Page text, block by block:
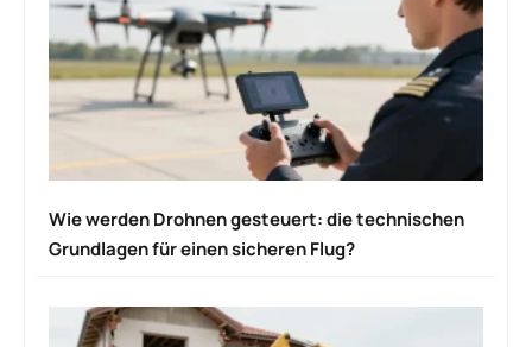
Wie werden Drohnen gesteuert: die technischen
Grundlagen für einen sicheren Flug?